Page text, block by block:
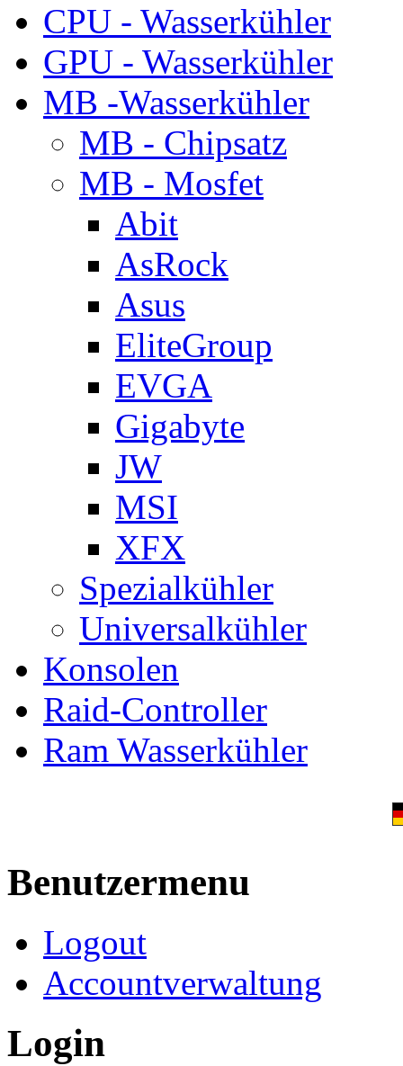
CPU - Wasserkühler
GPU - Wasserkühler
MB -Wasserkühler
MB - Chipsatz
MB - Mosfet
Abit
AsRock
Asus
EliteGroup
EVGA
Gigabyte
JW
MSI
XFX
Spezialkühler
Universalkühler
Konsolen
Raid-Controller
Ram Wasserkühler
Benutzermenu
Logout
Accountverwaltung
Login